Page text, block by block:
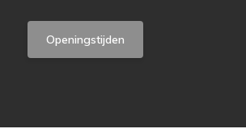
Openingstijden